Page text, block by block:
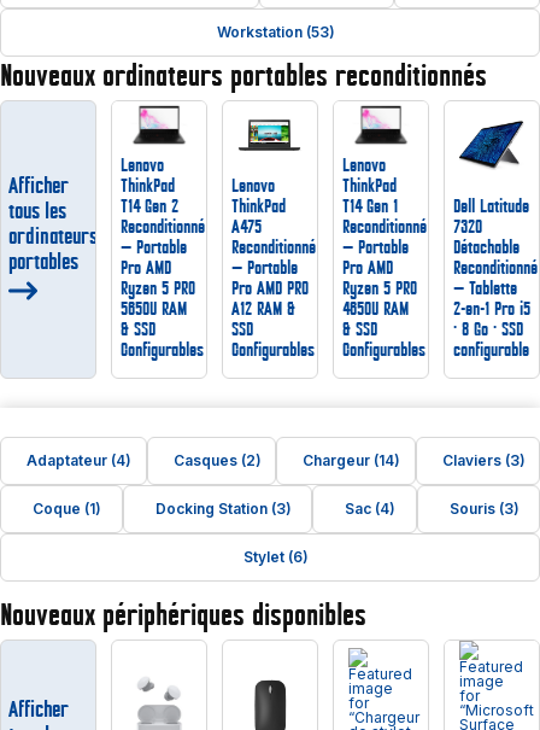
Workstation (53)
Nouveaux ordinateurs portables reconditionnés
Afficher
tous les
ordinateurs
portables
Lenovo
ThinkPad
T14 Gen 2
Reconditionné
— Portable
Pro AMD
Ryzen 5 PRO
5650U RAM
& SSD
Configurables
Lenovo
ThinkPad
A475
Reconditionné
— Portable
Pro AMD PRO
A12 RAM &
SSD
Configurables
Lenovo
ThinkPad
T14 Gen 1
Reconditionné
— Portable
Pro AMD
Ryzen 5 PRO
4650U RAM
& SSD
Configurables
Dell Latitude
7320
Détachable
Reconditionné
— Tablette
2-en-1 Pro i5
· 8 Go · SSD
configurable
Adaptateur (4) Casques (2) Chargeur (14) Claviers (3)
Coque (1) Docking Station (3) Sac (4) Souris (3)
Stylet (6)
Nouveaux périphériques disponibles
Afficher